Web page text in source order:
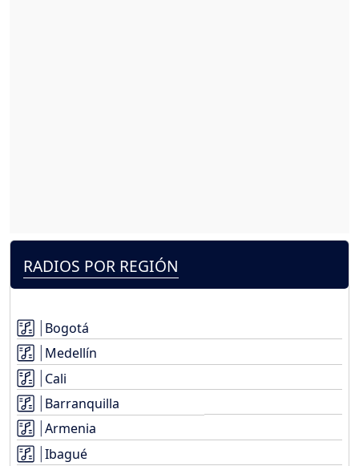
RADIOS POR REGIÓN
Bogotá
Medellín
Cali
Barranquilla
Armenia
Ibagué